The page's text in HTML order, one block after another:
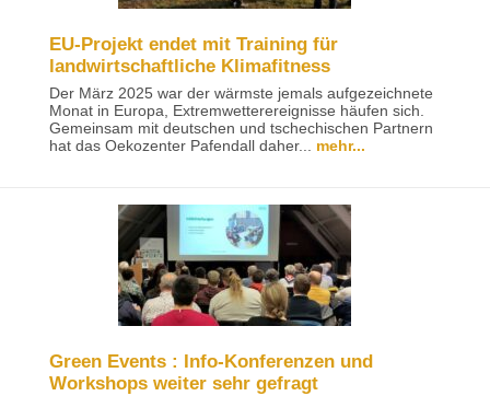
EU-Projekt endet mit Training für
landwirtschaftliche Klimafitness
Der März 2025 war der wärmste jemals aufgezeichnete
Monat in Europa, Extremwetterereignisse häufen sich.
Gemeinsam mit deutschen und tschechischen Partnern
hat das Oekozenter Pafendall daher... mehr...
Green Events : Info-Konferenzen und
Workshops weiter sehr gefragt